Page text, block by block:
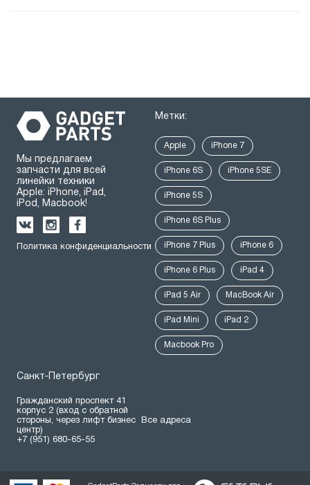
Мы предлагаем
запчасти для всей
линейки техники
Apple: iPhone, iPad,
iPod, Macbook!
Политика конфиденциальности
Метки:
Apple iPhone 7
iPhone 6S iPhone 5SE
iPhone 5S
iPhone 6S Plus
iPhone 7 Plus iPhone 6
iPhone 6 Plus iPad 4
iPad 5 Air MacBook Air
iPad Mini iPad 2
Macbook Pro
Санкт-Петербург
Гражданский проспект 41
корпус 2 (вход с обратной
стороны, через лифт бизнес
центр)
+7 (951) 680-65-55
Все адреса